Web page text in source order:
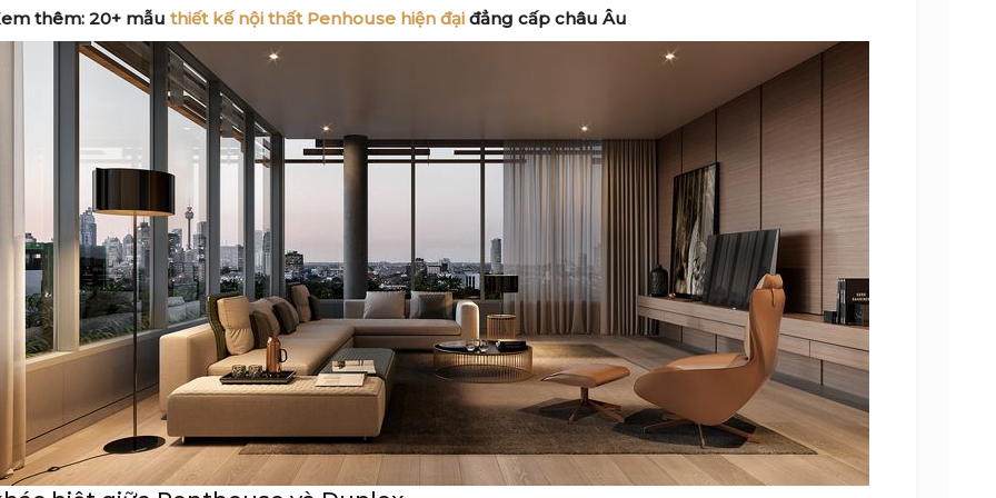
thêm: 20+ mẫu thiết kế nội thất Penhouse hiện đại đẳng cấp châu Âu